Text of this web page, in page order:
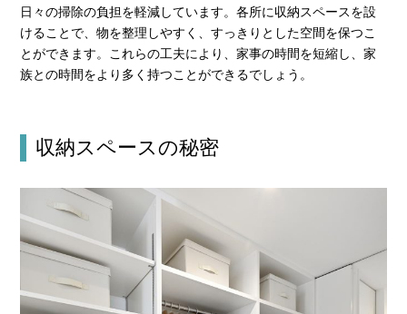
日々の掃除の負担を軽減しています。各所に収納スペースを設
けることで、物を整理しやすく、すっきりとした空間を保つこ
とができます。これらの工夫により、家事の時間を短縮し、家
族との時間をより多く持つことができるでしょう。
収納スペースの秘密